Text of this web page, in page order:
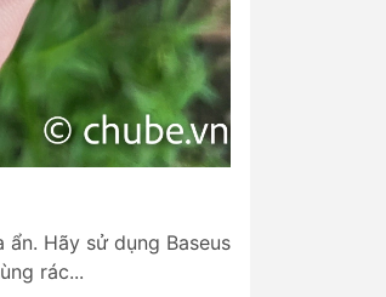
Hãy sử dụng Baseus
rác...